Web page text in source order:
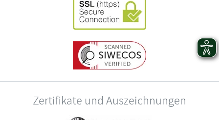
Zertifikate und Auszeichnungen